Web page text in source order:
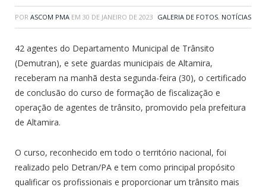
POR ASCOM PMA EM 30 DE JANEIRO DE 2023 GALERIA DE FOTOS, NOTÍCIAS
42 agentes do Departamento Municipal de Trânsito
(Demutran), e sete guardas municipais de Altamira,
receberam na manhã desta segunda-feira (30), o certificado
de conclusão do curso de formação de fiscalização e
operação de agentes de trânsito, promovido pela prefeitura
de Altamira.
O curso, reconhecido em todo o território nacional, foi
realizado pelo Detran/PA e tem como principal propósito
qualificar os profissionais e proporcionar um trânsito mais